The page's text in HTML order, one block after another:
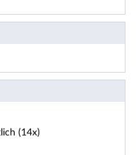
(14x)